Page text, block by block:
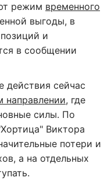
режим временного
выгоды, в
и
в сообщении
действия сейчас
направлении, где
силы. По
Виктора
потери и
а на отдельных